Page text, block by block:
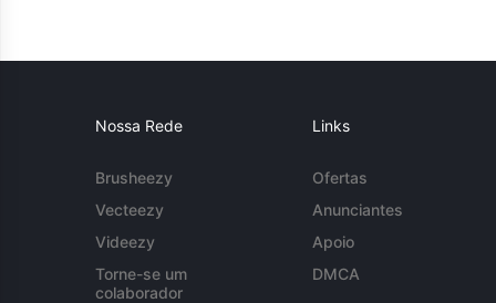
Nossa Rede
Brusheezy
Vecteezy
Videezy
Torne-se um
colaborador
Links
Ofertas
Anunciantes
Apoio
DMCA